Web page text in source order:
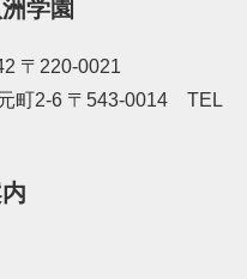
学園
〒220-0021
町2-6 〒543-0014 TEL